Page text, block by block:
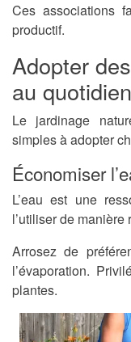
Ces associations
productif.
Adopter
au quotidien
Le jardinage
simples à adopter
Économiser
L’eau est une
l’utiliser de manière
Arrosez de
l’évaporation.
plantes.